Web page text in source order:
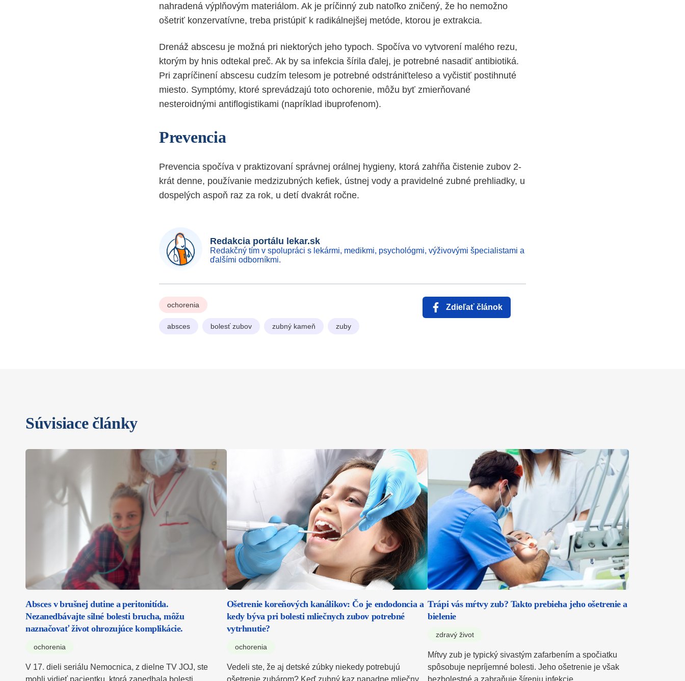
nahradená výplňovým materiálom. Ak je príčinný zub natoľko zničený, že ho nemožno
ošetriť konzervatívne, treba pristúpiť k radikálnejšej metóde, ktorou je extrakcia.
Drenáž abscesu je možná pri niektorých jeho typoch. Spočíva vo vytvorení malého rezu,
ktorým by hnis odtekal preč. Ak by sa infekcia šírila ďalej, je potrebné nasadiť antibiotiká.
Pri zapríčinení abscesu cudzím telesom je potrebné odstrániťteleso a vyčistiť postihnuté
miesto. Symptómy, ktoré sprevádzajú toto ochorenie, môžu byť zmierňované
nesteroidnými antiflogistikami (napríklad ibuprofenom).
Prevencia
Prevencia spočíva v praktizovaní správnej orálnej hygieny, ktorá zahŕňa čistenie zubov 2-
krát denne, používanie medzizubných kefiek, ústnej vody a pravidelné zubné prehliadky, u
dospelých aspoň raz za rok, u detí dvakrát ročne.
Redakcia portálu lekar.sk
Redakčný tím v spolupráci s lekármi, medikmi, psychológmi, výživovými špecialistami a
ďalšími odborníkmi.
ochorenia Zdieľať článok
absces bolesť zubov zubný kameň zuby
Súvisiace články
Absces v brušnej dutine a peritonitída.
Nezanedbávajte silné bolesti brucha, môžu
naznačovať život ohrozujúce komplikácie.
ochorenia
V 17. dieli seriálu Nemocnica, z dielne TV JOJ, ste
mohli vidieť pacientku, ktorá zanedbala bolesti
Ošetrenie koreňových kanálikov: Čo je endodoncia a
kedy býva pri bolesti mliečnych zubov potrebné
vytrhnutie?
ochorenia
Vedeli ste, že aj detské zúbky niekedy potrebujú
ošetrenie zubárom? Keď zubný kaz napadne mliečny
Trápi vás mŕtvy zub? Takto prebieha jeho ošetrenie a
bielenie
zdravý život
Mŕtvy zub je typický sivastým zafarbením a spočiatku
spôsobuje nepríjemné bolesti. Jeho ošetrenie je však
bezbolestné a zabraňuje šíreniu infekcie…